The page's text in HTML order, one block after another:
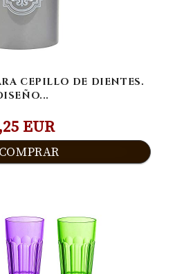
CEPILLO DE DIENTES.
EUR
COMPRAR